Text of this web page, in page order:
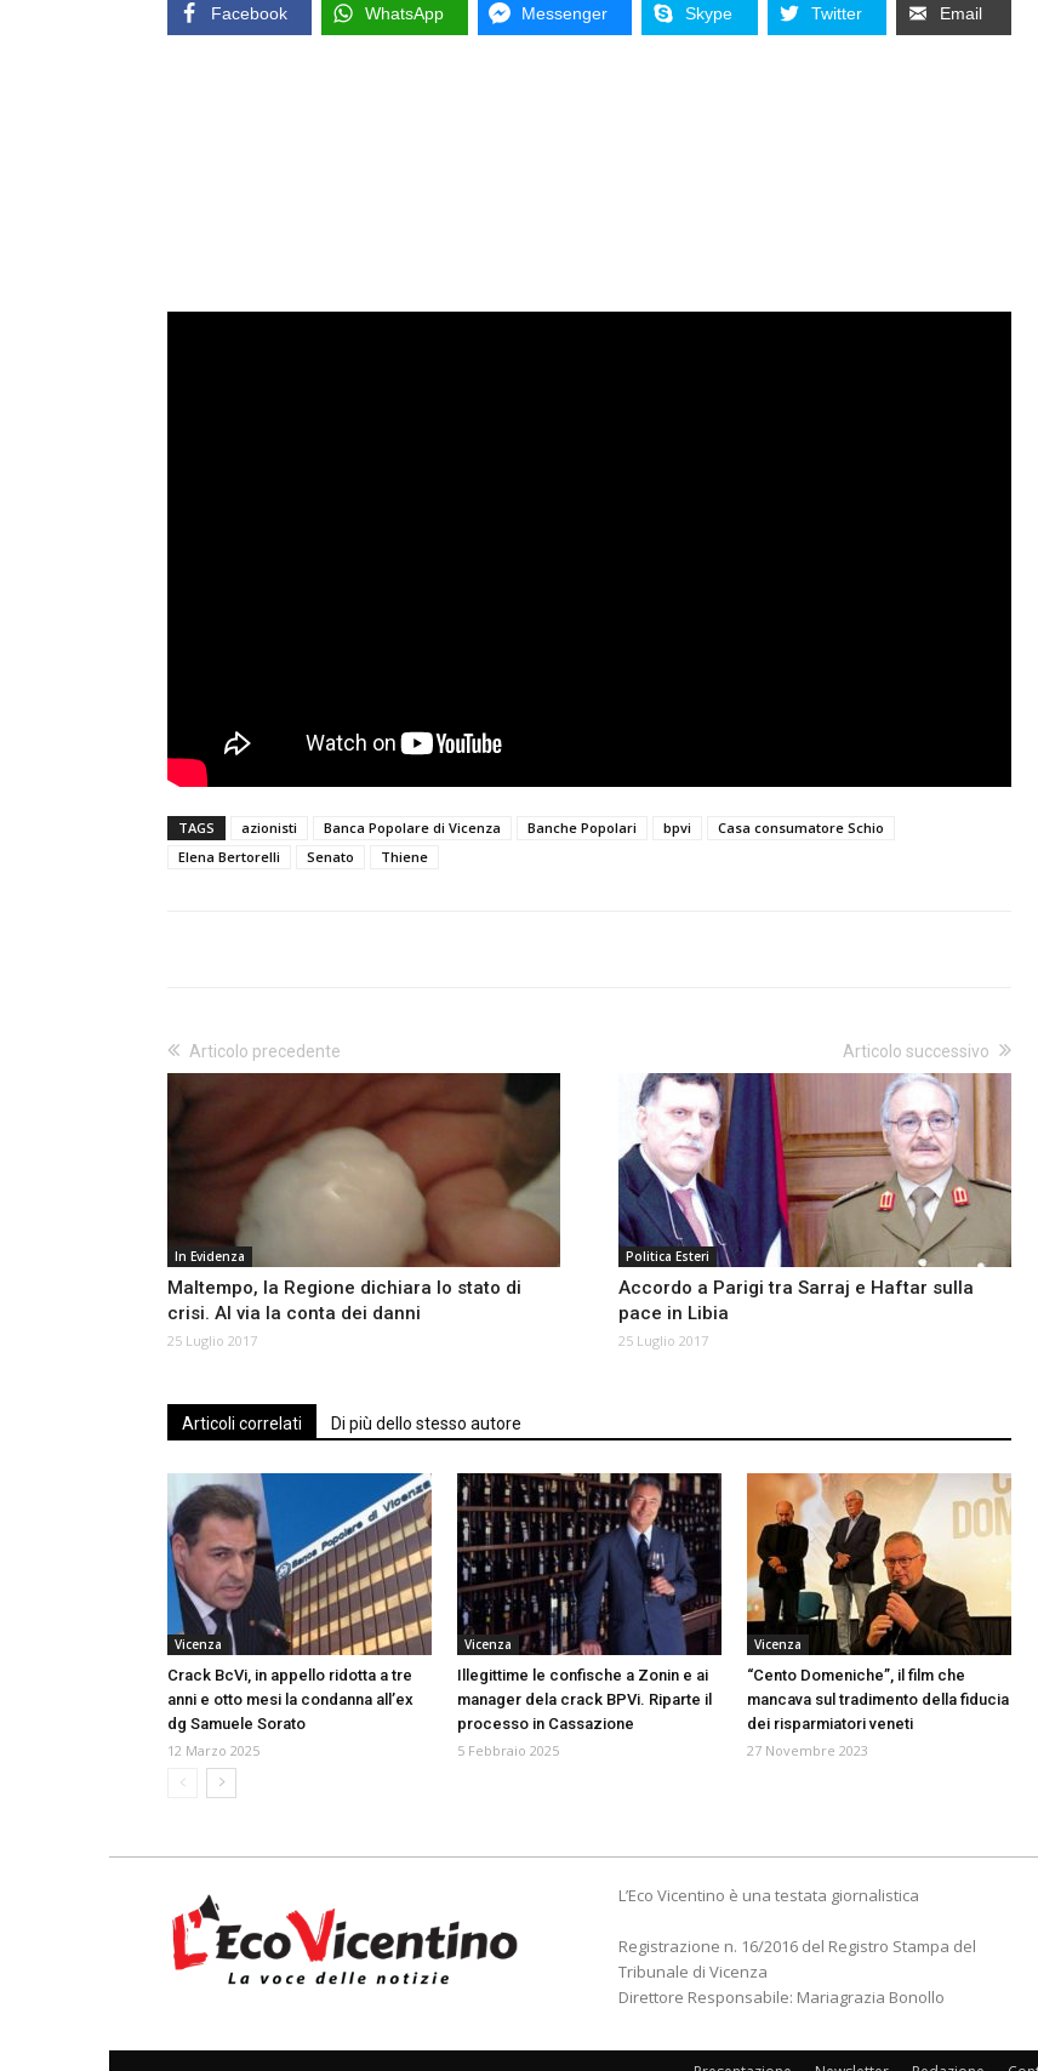
Facebook WhatsApp Messenger Skype Twitter Email
TAGS azionisti Banca Popolare di Vicenza Banche Popolari bpvi
Casa consumatore Schio
Elena Bertorelli
Senato Thiene
Articolo precedente
In Evidenza
Maltempo, la Regione dichiara lo stato di
crisi. Al via la conta dei danni
25 Luglio 2017
Articolo successivo
Politica Esteri
Accordo a Parigi tra Sarraj e Haftar sulla
pace in Libia
25 Luglio 2017
Articoli correlati Di più dello stesso autore
Vicenza
Crack BcVi, in appello ridotta a tre
anni e otto mesi la condanna all’ex
dg Samuele Sorato
12 Marzo 2025
Vicenza
Illegittime le confische a Zonin e ai
manager dela crack BPVi. Riparte il
processo in Cassazione
5 Febbraio 2025
Vicenza
“Cento Domeniche”, il film che
mancava sul tradimento della fiducia
dei risparmiatori veneti
27 Novembre 2023
L’Eco Vicentino è una testata giornalistica
Registrazione n. 16/2016 del Registro Stampa del
Tribunale di Vicenza
Direttore Responsabile: Mariagrazia Bonollo